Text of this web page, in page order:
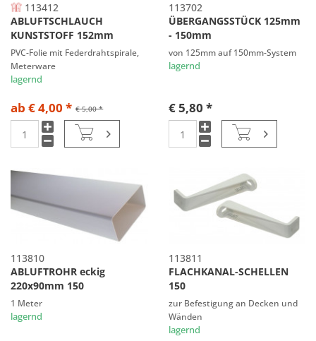
113412
ABLUFTSCHLAUCH
KUNSTSTOFF 152mm
PVC-Folie mit Federdrahtspirale,
Meterware
lagernd
€ 5,00 *
ab € 4,00 *
113702
ÜBERGANGSSTÜCK 125mm
- 150mm
von 125mm auf 150mm-System
lagernd
€ 5,80 *
113810
ABLUFTROHR eckig
220x90mm 150
1 Meter
lagernd
113811
FLACHKANAL-SCHELLEN
150
zur Befestigung an Decken und
Wänden
lagernd